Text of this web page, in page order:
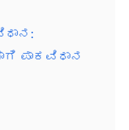
ಪಾಕವಿಧಾನ